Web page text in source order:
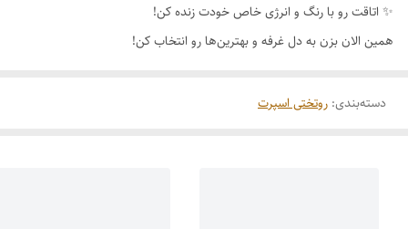
✨ اتاقت رو با رنگ و انرژی خاص خودت زنده کن!
همین الان بزن به دل غرفه و بهترین‌ها رو انتخاب کن!
دسته‌بندی: روتختی اسپرت